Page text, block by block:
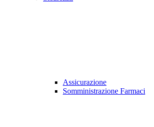
Assicurazione
Somministrazione Farmaci